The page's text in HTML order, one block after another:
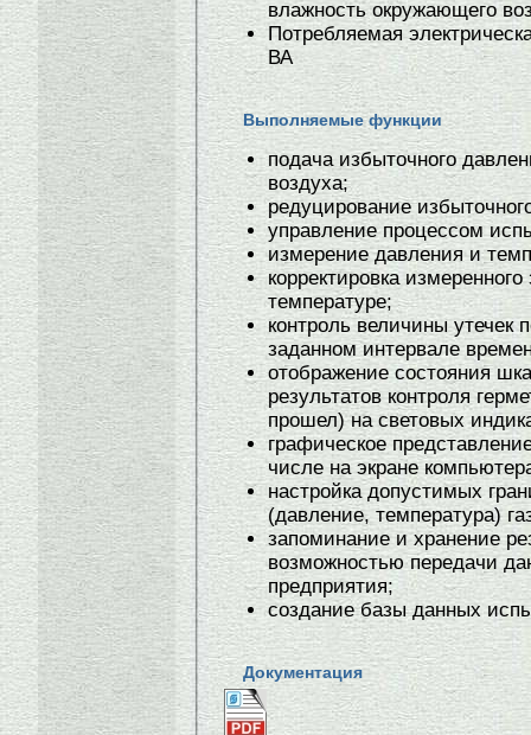
влажность окружающего
Потребляемая
ВА
Выполняемые функции
подача избыточного
воздуха;
редуцирование
управление процессом
измерение давления и
корректировка
температуре;
контроль величины утечек
заданном интервале
отображение состояния
результатов контроля
прошел) на световых
графическое
числе на экране
настройка допустимых
(давление, температура)
запоминание и хранение
возможностью передачи
предприятия;
создание базы данных
Документация